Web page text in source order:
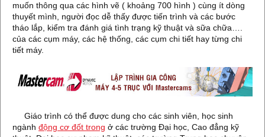
muốn thông qua các hình vẽ ( khoảng 700 hình ) cùng ít dòng
thuyết mình, người đọc dễ thấy được tiến trình và các bước
tháo lắp, kiểm tra đánh giá tình trạng kỹ thuật và sữa chữa….
của các cụm máy, các hệ thống, các cụm chi tiết hay từng chi
tiết máy.
Giáo trình có thể được dung cho các sinh viên, học sinh
ngành động cơ đốt trong ở các trường Đại học, Cao đẳng kỹ